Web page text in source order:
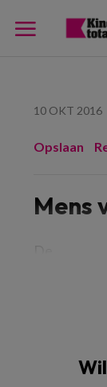
10 OKT 2016
Opslaan
Mens